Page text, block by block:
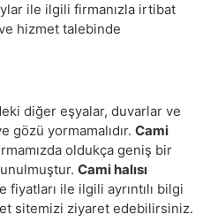
ile ilgili firmanızla irtibat
hizmet talebinde
diğer eşyalar, duvarlar ve
gözü yormamalıdır. Cami
oldukça geniş bir
Cami halısı
ile ilgili ayrıntılı bilgi
sitemizi ziyaret edebilirsiniz.